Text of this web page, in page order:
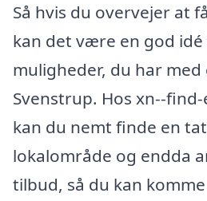
Så hvis du overvejer at
kan det være en god
muligheder, du har
Svenstrup. Hos xn--
kan du nemt finde en
lokalområde og endda
tilbud, så du kan